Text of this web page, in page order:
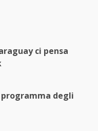
ci pensa
programma degli